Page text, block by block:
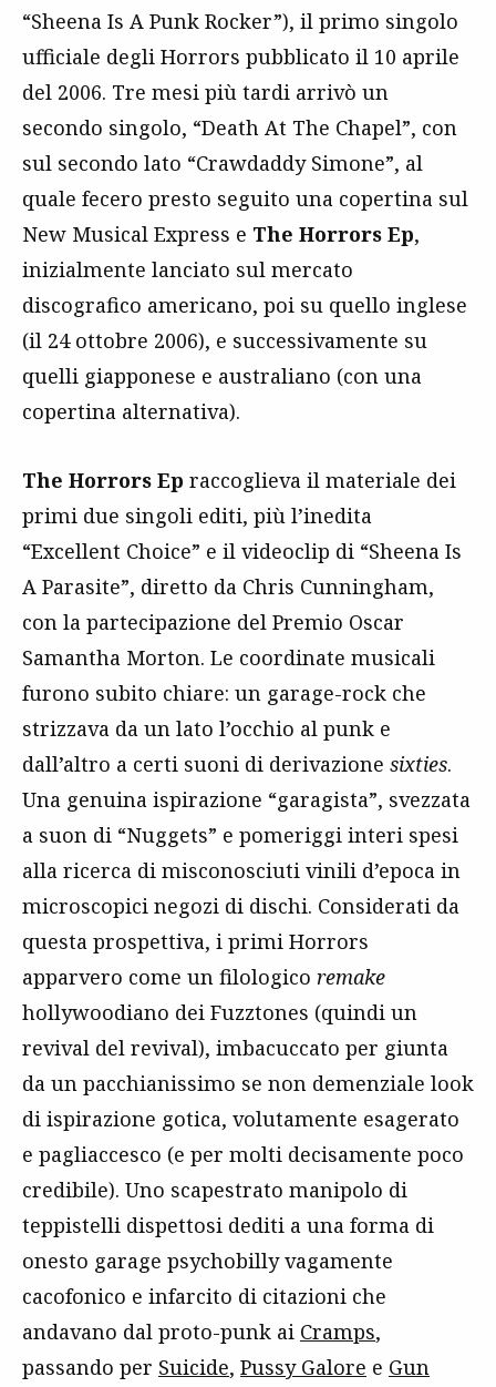
“Sheena Is A Punk Rocker”), il primo singolo
ufficiale degli Horrors pubblicato il 10 aprile
del 2006. Tre mesi più tardi arrivò un
secondo singolo, “Death At The Chapel”, con
sul secondo lato “Crawdaddy Simone”, al
quale fecero presto seguito una copertina sul
New Musical Express e The Horrors Ep,
inizialmente lanciato sul mercato
discografico americano, poi su quello inglese
(il 24 ottobre 2006), e successivamente su
quelli giapponese e australiano (con una
copertina alternativa).
The Horrors Ep raccoglieva il materiale dei
primi due singoli editi, più l’inedita
“Excellent Choice” e il videoclip di “Sheena Is
A Parasite”, diretto da Chris Cunningham,
con la partecipazione del Premio Oscar
Samantha Morton. Le coordinate musicali
furono subito chiare: un garage-rock che
strizzava da un lato l’occhio al punk e
dall’altro a certi suoni di derivazione sixties.
Una genuina ispirazione “garagista”, svezzata
a suon di “Nuggets” e pomeriggi interi spesi
alla ricerca di misconosciuti vinili d’epoca in
microscopici negozi di dischi. Considerati da
questa prospettiva, i primi Horrors
apparvero come un filologico remake
hollywoodiano dei Fuzztones (quindi un
revival del revival), imbacuccato per giunta
da un pacchianissimo se non demenziale look
di ispirazione gotica, volutamente esagerato
e pagliaccesco (e per molti decisamente poco
credibile). Uno scapestrato manipolo di
teppistelli dispettosi dediti a una forma di
onesto garage psychobilly vagamente
cacofonico e infarcito di citazioni che
andavano dal proto-punk ai Cramps,
passando per Suicide, Pussy Galore e Gun